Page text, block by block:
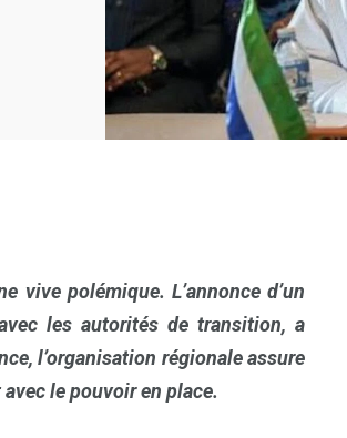
vive polémique. L’annonce d’un
les autorités de transition, a
l’organisation régionale assure
le pouvoir en place.